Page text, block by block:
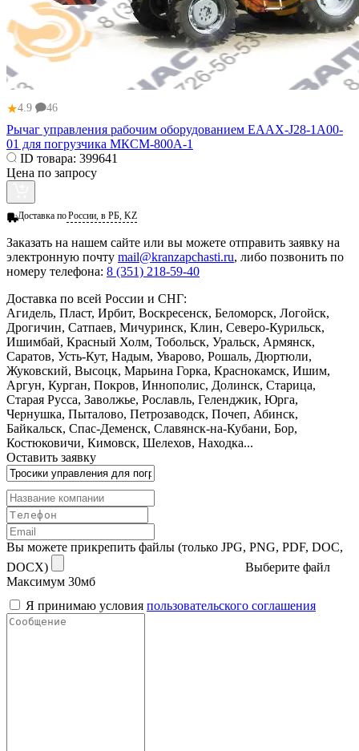
★4.9 46
Рычаг управления рабочим оборудованием ЕААХ-J28-1A00-
01 для погрузчика МКСМ-800А-1
ID товара: 399641
Цена по запросу
Доставка поРоссии, в РБ, KZ
Заказать на нашем сайте или вы можете отправить заявку на
электронную почту mail@kranzapchasti.ru, либо позвонить по
номеру телефона: 8 (351) 218-59-40
Доставка по всей России и СНГ:
Агидель, Пласт, Ирбит, Воскресенск, Беломорск, Логойск,
Дрогичин, Сатпаев, Мичуринск, Клин, Северо-Курильск,
Ишимбай, Красный Холм, Тобольск, Уральск, Армянск,
Саратов, Усть-Кут, Надым, Уварово, Рошаль, Дюртюли,
Жуковский, Высоцк, Марьина Горка, Краснокамск, Ишим,
Аргун, Курган, Покров, Иннополис, Долинск, Старица,
Старая Русса, Заволжье, Рославль, Геленджик, Юрга,
Чернушка, Пыталово, Петрозаводск, Почеп, Абинск,
Байкальск, Спас-Деменск, Славянск-на-Кубани, Бор,
Костюковичи, Кимовск, Шелехов, Находка...
Оставить заявку
Вы можете прикрепить файлы (только JPG, PNG, PDF, DOC,
DOCX)
Выберите файл
Максимум 30мб
Я принимаю условия пользовательского соглашения